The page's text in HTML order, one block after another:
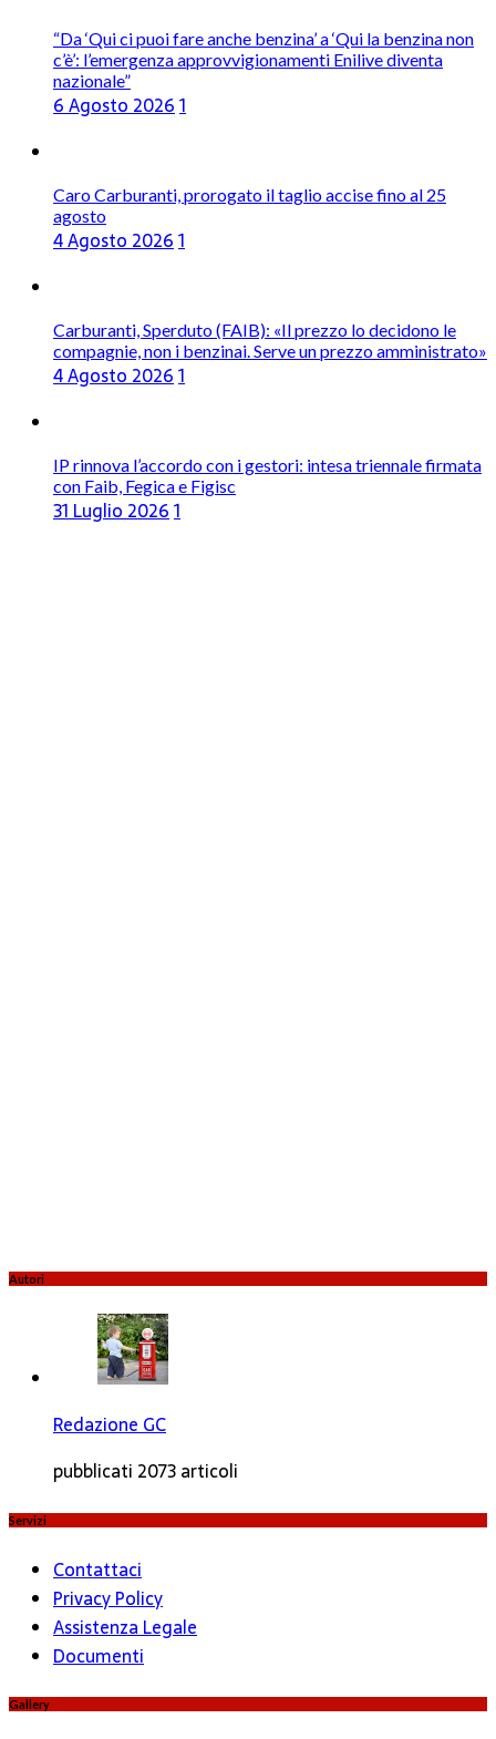
“Da ‘Qui ci puoi fare anche benzina’ a ‘Qui la benzina non
c’è’: l’emergenza approvvigionamenti Enilive diventa
nazionale”
6 Agosto 20261
Caro Carburanti, prorogato il taglio accise fino al 25
agosto
4 Agosto 20261
Carburanti, Sperduto (FAIB): «Il prezzo lo decidono le
compagnie, non i benzinai. Serve un prezzo amministrato»
4 Agosto 20261
IP rinnova l’accordo con i gestori: intesa triennale firmata
con Faib, Fegica e Figisc
31 Luglio 20261
Autori
Redazione GC
pubblicati 2073 articoli
Servizi
Contattaci
Privacy Policy
Assistenza Legale
Documenti
Gallery